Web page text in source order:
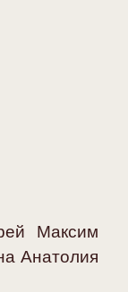
Максим
Анатолия